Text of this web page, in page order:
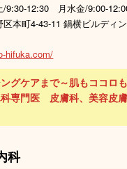
/9:30-12:30 月水金/9:00-
区本町4-43-11 鍋横ビルディ
hifuka.com/
グケアまで～肌もココロ
専門医 皮膚科、美容皮
科